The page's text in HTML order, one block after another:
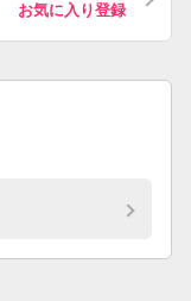
お気に入り登録